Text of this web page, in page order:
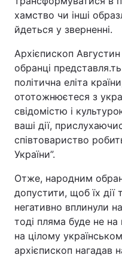
хамство чи інші
йдеться у зверненні.
Архієпископ
обранці
політична еліта
ототожнюєтеся з
свідомістю і
ваші дії,
співтовариство
України”.
Отже, народним
допустити, щоб їх дії
негативно вплинули
тоді пляма буде не на
на цілому
архієпископ нагадав